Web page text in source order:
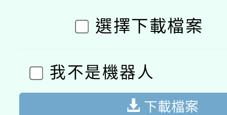
選擇下載檔案
我不是機器人
下載檔案